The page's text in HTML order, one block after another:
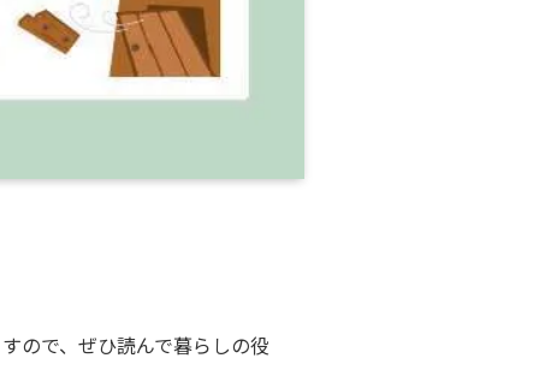
ので、ぜひ読んで暮らしの役